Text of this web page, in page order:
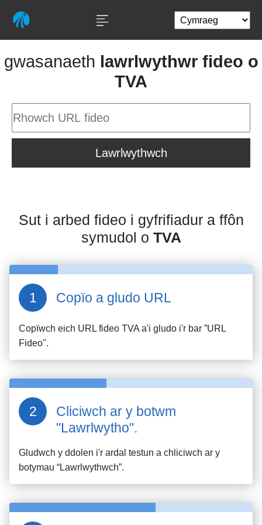
gwasanaeth lawrlwythwr fideo o
TVA
Lawrlwythwch
Sut i arbed fideo i gyfrifiadur a ffôn
symudol o TVA
Copïo a gludo URL
Copïwch eich URL fideo TVA a'i gludo i'r bar ”URL
Fideo".
Cliciwch ar y botwm
"Lawrlwytho".
Gludwch y ddolen i'r ardal testun a chliciwch ar y
botymau “Lawrlwythwch”.